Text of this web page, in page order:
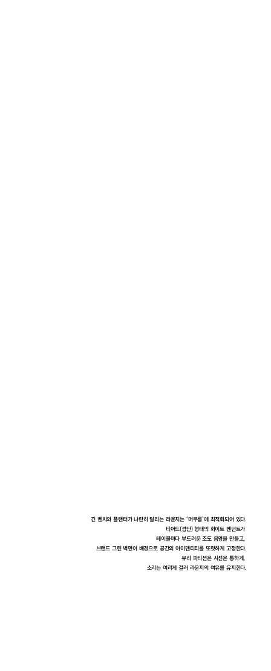
긴 벤치와 플랜터가 나란히 달리는 라운지는 ‘머무름’에 최적화되어 있다.
티어드(겹단) 형태의 화이트 펜던트가
테이블마다 부드러운 조도 음영을 만들고,
브랜드 그린 벽면이 배경으로 공간의 아이덴티티를 또렷하게 고정한다.
유리 파티션은 시선은 통하게,
소리는 여리게 걸러 라운지의 여유를 유지한다.